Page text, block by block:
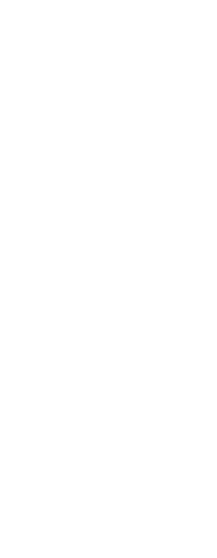
На заправках